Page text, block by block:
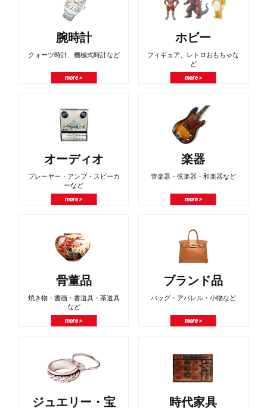
腕時計
クォーツ時計、機械式時計など
more >
ホビー
フィギュア、レトロおもちゃな
ど
more >
オーディオ
プレーヤー・アンプ・スピーカ
ーなど
more >
楽器
管楽器・弦楽器・和楽器など
more >
骨董品
焼き物・書画・書道具・茶道具
など
more >
ブランド品
バッグ・アパレル・小物など
more >
ジュエリー・宝
時代家具